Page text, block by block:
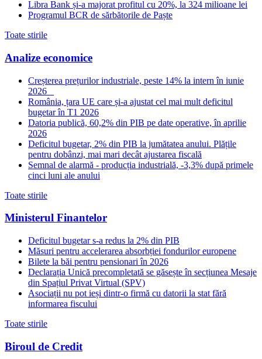
Libra Bank și-a majorat profitul cu 20%, la 324 milioane lei
Programul BCR de sărbătorile de Paște
Toate stirile
Analize economice
Creșterea prețurilor industriale, peste 14% la intern în iunie
2026
România, țara UE care și-a ajustat cel mai mult deficitul
bugetar în T1 2026
Datoria publică, 60,2% din PIB pe date operative, în aprilie
2026
Deficitul bugetar, 2% din PIB la jumătatea anului. Plățile
pentru dobânzi, mai mari decât ajustarea fiscală
Semnal de alarmă - producția industrială, -3,3% după primele
cinci luni ale anului
Toate stirile
Ministerul Finantelor
Deficitul bugetar s-a redus la 2% din PIB
Măsuri pentru accelerarea absorbției fondurilor europene
Bilete la băi pentru pensionari în 2026
Declarația Unică precompletată se găsește în secțiunea Mesaje
din Spațiul Privat Virtual (SPV)
Asociații nu pot ieși dintr-o firmă cu datorii la stat fără
informarea fiscului
Toate stirile
Biroul de Credit